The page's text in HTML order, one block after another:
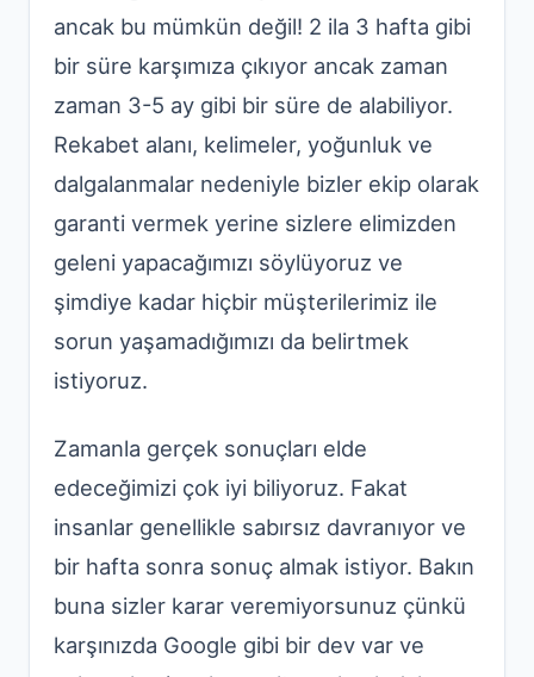
ancak bu mümkün değil! 2 ila 3 hafta gibi
bir süre karşımıza çıkıyor ancak zaman
zaman 3-5 ay gibi bir süre de alabiliyor.
Rekabet alanı, kelimeler, yoğunluk ve
dalgalanmalar nedeniyle bizler ekip olarak
garanti vermek yerine sizlere elimizden
geleni yapacağımızı söylüyoruz ve
şimdiye kadar hiçbir müşterilerimiz ile
sorun yaşamadığımızı da belirtmek
istiyoruz.
Zamanla gerçek sonuçları elde
edeceğimizi çok iyi biliyoruz. Fakat
insanlar genellikle sabırsız davranıyor ve
bir hafta sonra sonuç almak istiyor. Bakın
buna sizler karar veremiyorsunuz çünkü
karşınızda Google gibi bir dev var ve